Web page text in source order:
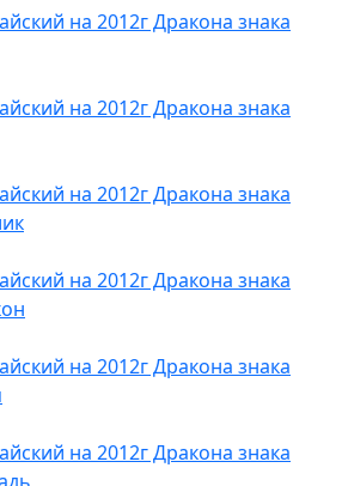
на 2012г Дракона знака
на 2012г Дракона знака
на 2012г Дракона знака
на 2012г Дракона знака
на 2012г Дракона знака
на 2012г Дракона знака